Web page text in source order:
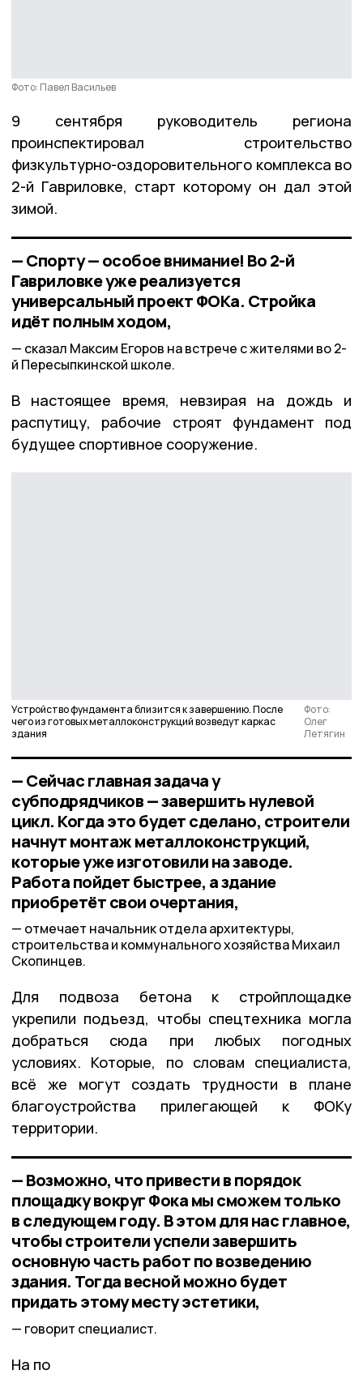
Фото: Павел Васильев
9 сентября руководитель региона
проинспектировал строительство
физкультурно-оздоровительного комплекса во
2-й Гавриловке, старт которому он дал этой
зимой.
— Спорту — особое внимание! Во 2-й
Гавриловке уже реализуется
универсальный проект ФОКа. Стройка
идёт полным ходом,
сказал Максим Егоров на встрече с жителями во 2-
й Пересыпкинской школе.
В настоящее время, невзирая на дождь и
распутицу, рабочие строят фундамент под
будущее спортивное сооружение.
Устройство фундамента близится к завершению. После
чего из готовых металлоконструкций возведут каркас
здания
Фото:
Олег
Летягин
— Сейчас главная задача у
субподрядчиков — завершить нулевой
цикл. Когда это будет сделано, строители
начнут монтаж металлоконструкций,
которые уже изготовили на заводе.
Работа пойдет быстрее, а здание
приобретёт свои очертания,
отмечает начальник отдела архитектуры,
строительства и коммунального хозяйства Михаил
Скопинцев.
Для подвоза бетона к стройплощадке
укрепили подъезд, чтобы спецтехника могла
добраться сюда при любых погодных
условиях. Которые, по словам специалиста,
всё же могут создать трудности в плане
благоустройства прилегающей к ФОКу
территории.
— Возможно, что привести в порядок
площадку вокруг Фока мы сможем только
в следующем году. В этом для нас главное,
чтобы строители успели завершить
основную часть работ по возведению
здания. Тогда весной можно будет
придать этому месту эстетики,
говорит специалист.
На по